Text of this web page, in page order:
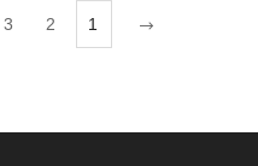
1
2
3